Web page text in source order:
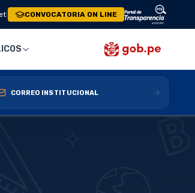
CONVOCATORIA ON LINE
CORREO INSTITUCIONAL